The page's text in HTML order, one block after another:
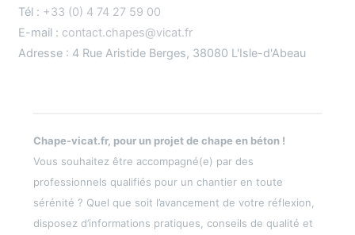
Tél : +33 (0) 4 74 27 59 00
E-mail : contact.chapes@vicat.fr
Adresse : 4 Rue Aristide Berges, 38080 L'Isle-d'Abeau
Chape-vicat.fr, pour un projet de chape en béton !
Vous souhaitez être accompagné(e) par des
professionnels qualifiés pour un chantier en toute
sérénité ? Quel que soit l’avancement de votre réflexion,
disposez d’informations pratiques, conseils de qualité et